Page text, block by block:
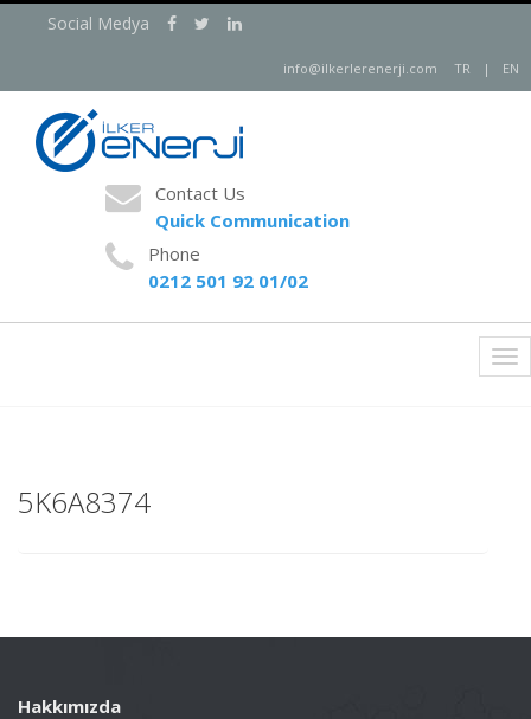
Social Medya
info@ilkerlerenerji.com TR | EN
Contact Us
Quick Communication
Phone
0212 501 92 01/02
5K6A8374
Hakkımızda